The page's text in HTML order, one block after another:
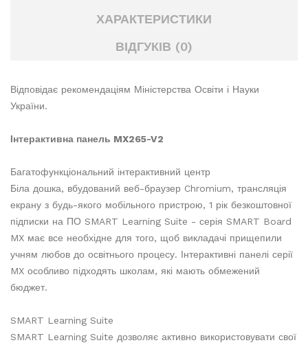
ХАРАКТЕРИСТИКИ
ВІДГУКІВ (0)
Відповідає рекомендаціям Міністерства Освіти і Науки
України.
Інтерактивна панель MX265-V2
Багатофункціональний інтерактивний центр
Біла дошка, вбудований веб-браузер Chromium, трансляція
екрану з будь-якого мобільного пристрою, 1 рік безкоштовної
підписки на ПО SMART Learning Suite - серія SMART Board
MX має все необхідне для того, щоб викладачі прищепили
учням любов до освітнього процесу. Інтерактивні панелі серії
MX особливо підходять школам, які мають обмежений
бюджет.
SMART Learning Suite
SMART Learning Suite дозволяє активно використовувати свої